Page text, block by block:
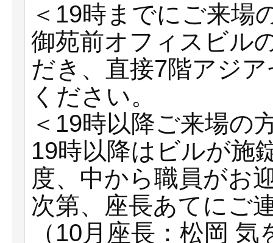
＜19時までにご来場
御苑前オフィスビル
だき、直接7階アジ
ください。
＜19時以降ご来場の
19時以降はビルが施
度、中から職員がお
次第、座長あてにご
（10月座長：松岡